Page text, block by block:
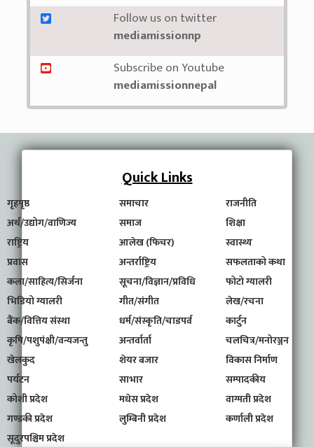
Follow us on twitter
mediamissionnp
Subscribe on Youtube
mediamissionnepal
Quick Links
गृहपृष्ठ समाचार
राजनीति
अर्थ/उद्योग/वाणिज्य
समाज
शिक्षा
राष्ट्रिय
आलेख (फिचर)
स्वास्थ्य
प्रवास
अन्तर्राष्ट्रिय
सफलताको कथा
कला/साहित्य/सिर्जना
सूचना/विज्ञान/प्रविधि
फोटो ग्यालरी
भिडियो ग्यालरी
गीत/संगीत
लेख/रचना
बैंक/वित्तिय संस्था
धर्म/संस्कृति/चाडपर्व
कार्टुन
कृषि/पशुपंक्षी/वन्यजन्तु
अन्तर्वार्ता
चलचित्र/मनोरञ्जन
खेलकुद
शेयर बजार
विकास निर्माण
पर्यटन
साभार
सम्पादकीय
कोशी प्रदेश
मधेस प्रदेश
वाग्मती प्रदेश
गण्डकी प्रदेश
लुम्बिनी प्रदेश
कर्णाली प्रदेश
सूदुरपश्चिम प्रदेश